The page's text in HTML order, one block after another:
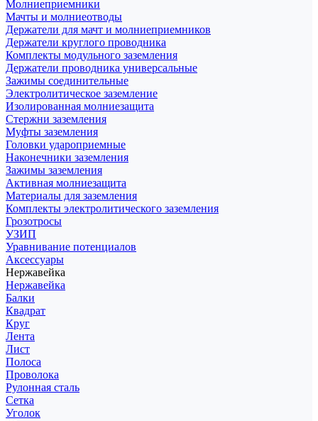
Молниеприемники
Мачты и молниеотводы
Держатели для мачт и молниеприемников
Держатели круглого проводника
Комплекты модульного заземления
Держатели проводника универсальные
Зажимы соединительные
Электролитическое заземление
Изолированная молниезащита
Стержни заземления
Муфты заземления
Головки удароприемные
Наконечники заземления
Зажимы заземления
Активная молниезащита
Материалы для заземления
Комплекты электролитического заземления
Грозотросы
УЗИП
Уравнивание потенциалов
Аксессуары
Нержавейка
Нержавейка
Балки
Квадрат
Круг
Лента
Лист
Полоса
Проволока
Рулонная сталь
Сетка
Уголок